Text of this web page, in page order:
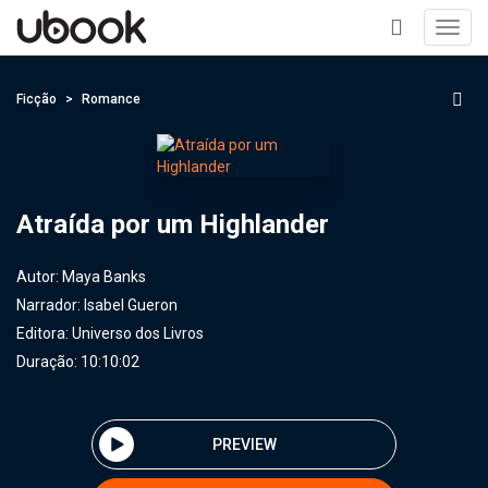
+
Ficção Romance
Atraída por um Highlander
Autor: Maya Banks
Narrador: Isabel Gueron
Editora: Universo dos Livros
Duração: 10:10:02
PREVIEW